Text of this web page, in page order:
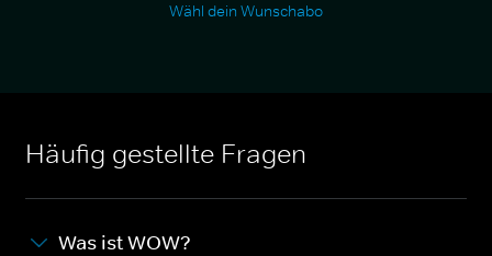
Wähl dein Wunschabo
Häufig gestellte Fragen
Was ist WOW?